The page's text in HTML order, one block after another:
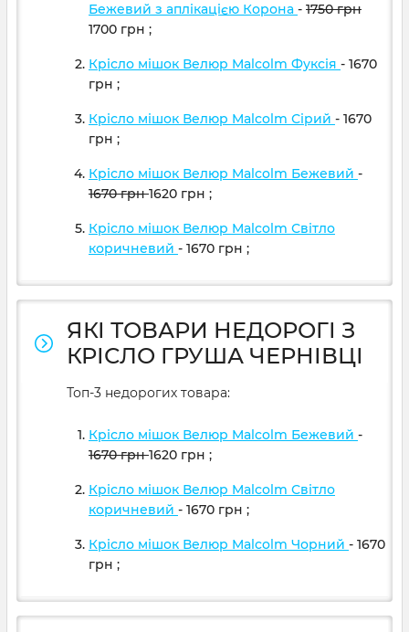
Бежевий з аплікацією Корона - 1750грн
1700 грн ;
Крісло мішок Велюр Malcolm Фуксія - 1670
грн ;
Крісло мішок Велюр Malcolm Сірий - 1670
грн ;
Крісло мішок Велюр Malcolm Бежевий -
1670грн1620 грн ;
Крісло мішок Велюр Malcolm Світло
коричневий - 1670 грн ;
ЯКІ ТОВАРИ НЕДОРОГІ З
КРІСЛО ГРУША ЧЕРНІВЦІ
Топ-3 недорогих товара:
Крісло мішок Велюр Malcolm Бежевий -
1670грн1620 грн ;
Крісло мішок Велюр Malcolm Світло
коричневий - 1670 грн ;
Крісло мішок Велюр Malcolm Чорний - 1670
грн ;